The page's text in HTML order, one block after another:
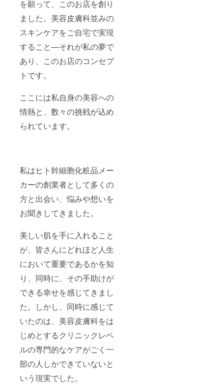
を願って、このお店を創り
ました。美容皮膚科並みの
スキンケアをご自宅で実現
すること―それが私の夢で
あり、このお店のコンセプ
トです。
ここには私自身の美容への
情熱と、数々の挑戦が込め
られています。
私はヒト幹細胞化粧品メー
カーの創業者として多くの
方と出会い、悩みや想いを
お聞きしてきました。
美しい肌を手に入れること
が、皆さんにどれほど人生
において重要であるかを知
り、同時に、その手助けが
できる幸せを感じてきまし
た。しかし、同時に感じて
いたのは、美容皮膚科をは
じめとするクリニックレベ
ルの専門的なケアがごく一
部の人しかできていないと
いう現実でした。